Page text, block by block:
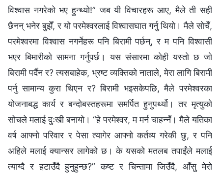
विश्‍वास नगरेको भए हुन्थ्यो!” जब यी विचारहरू आए, मैले ती सही
छैनन् भनेर बुझेँ, र यो परमेश्‍वरलाई विश्‍वासघात गर्नु थियो। मैले सोचेँ,
परमेश्‍वरमा विश्‍वास नगर्नेहरू पनि बिरामी पर्छन्, र म पनि विश्‍वासी
भएर बिमारीको सामना गर्नुपर्छ। यस संसारमा कोही यस्तो छ जो
बिरामी पर्दैन र? त्यसबाहेक, भ्रष्ट व्यक्तिको नाताले, मेरा लागि बिरामी
पर्नु सामान्य कुरा थिएन र? बिरामी भइसकेपछि, मैले परमेश्‍वरका
योजनाबद्ध कार्य र बन्दोबस्तहरूमा समर्पित हुनुपर्थ्यो। तर मृत्युको
सोचले मलाई दुःखी बनायो। “हे परमेश्‍वर, म मर्न चाहन्नँ। मैले यतिका
वर्ष आफ्नो परिवार र पेसा त्यागेर आफ्नो कर्तव्य गरेकी छु, र पनि
अहिले मलाई क्यान्सर लागेको छ। के यसको मतलब तपाईंले मलाई
त्याग्दै र हटाउँदै हुनुहुन्छ?” कष्ट र चिन्तामा जिउँदै, आँसु मेरो